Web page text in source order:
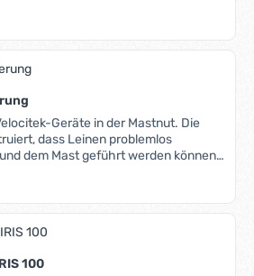
Geräte in der Mastnut. Die
dass Leinen problemlos
dem Mast geführt werden können.
100